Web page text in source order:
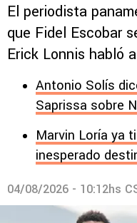
El periodista
que Fidel Escobar
Erick Lonnis habló
Antonio Solís
Saprissa sobre
Marvin Loría ya
inesperado
04/08/2026 - 10:12hs